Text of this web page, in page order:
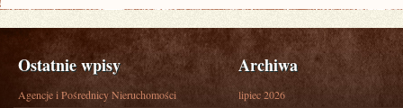
Ostatnie wpisy
Agencje i Pośrednicy Nieruchomości
Archiwa
lipiec 2026